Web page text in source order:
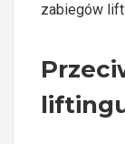
zabiegów